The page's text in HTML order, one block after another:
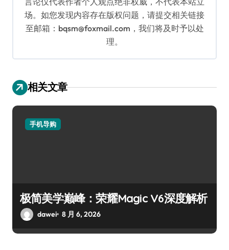
场。如您发现内容存在版权问题，请提交相关链接
至邮箱：bqsm@foxmail.com，我们将及时予以处
理。
相关文章
手机导购
极简美学巅峰：荣耀Magic V6深度解析
dawei 8 月 6, 2026